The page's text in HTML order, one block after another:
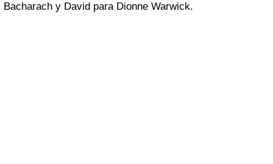
Bacharach y David para Dionne Warwick.